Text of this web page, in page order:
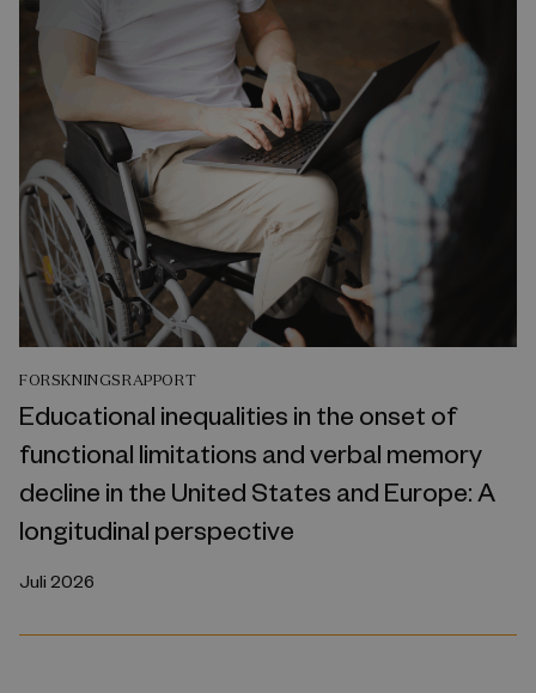
FORSKNINGSRAPPORT
Educational inequalities in the onset of
functional limitations and verbal memory
decline in the United States and Europe: A
longitudinal perspective
Juli 2026